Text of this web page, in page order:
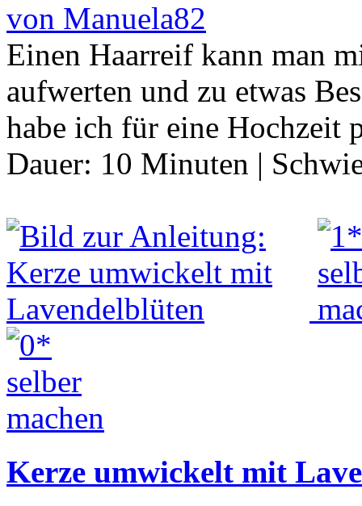
von Manuela82
Einen Haarreif kann man
aufwerten und zu etwas
habe ich für eine Hochzeit
Dauer: 10 Minuten |
Kerze umwickelt mit